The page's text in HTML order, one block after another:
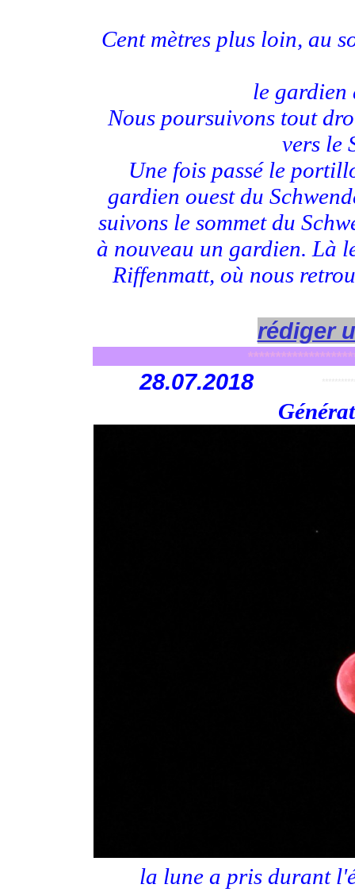
Cent mètres plus loin, au
le gardien
Nous poursuivons tout
vers le
Une fois passé le
gardien ouest du
suivons le sommet du
à nouveau un gardien. Là
Riffenmatt, où nous
rédiger
28.07.2018
la lune a pris durant